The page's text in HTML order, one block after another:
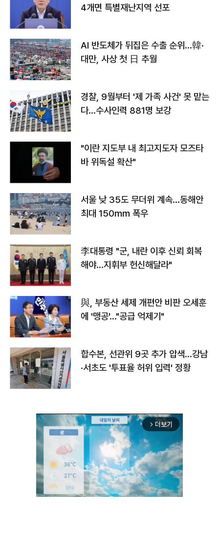
4개면 특별재난지역 선포
AI 반도체가 뒤집은 수출 순위…韓·
대만, 사상 첫 日 추월
경찰, 9월부터 '제 가족 사건' 못 맡는
다…수사인력 881명 보강
"이란 지도부 내 최고지도자 모즈타
바 위독설 확산"
서울 낮 35도 무더위 계속…동해안
최대 150㎜ 폭우
李대통령 "군, 내란 이후 신뢰 회복
해야…지휘부 헌신해달라"
與, 부동산 세제 개편안 비판 오세훈
에 '맹공'…"공급 억제기"
합수본, 선관위 9곳 추가 압색…강남
·서초도 '투표율 허위 입력' 정황
arrow_forward_ios 더보기